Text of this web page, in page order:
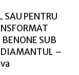
PENTRU
SUB
–